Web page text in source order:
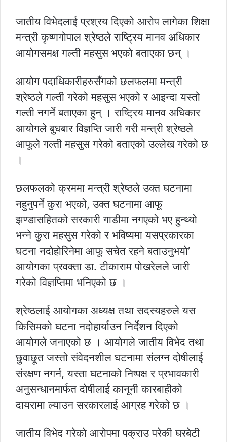
जातीय विभेदलाई प्रश्रय दिएको आरोप लागेका शिक्षा
मन्त्री कृष्णगोपाल श्रेष्ठले राष्ट्रिय मानव अधिकार
आयोगसमक्ष गल्ती महसुस भएको बताएका छन् ।
आयोग पदाधिकारीहरुसँगको छलफलमा मन्त्री
श्रेष्ठले गल्ती गरेको महसुस भएको र आइन्दा यस्तो
गल्ती नगर्ने बताएका हुन् । राष्ट्रिय मानव अधिकार
आयोगले बुधबार विज्ञप्ति जारी गरी मन्त्री श्रेष्ठले
आफूले गल्ती महसुस गरेको बताएको उल्लेख गरेको छ
।
छलफलको क्रममा मन्त्री श्रेष्ठले उक्त घटनामा
नहुनुपर्ने कुरा भएको, उक्त घटनामा आफू
झण्डासहितको सरकारी गाडीमा नगएको भए हुन्थ्यो
भन्ने कुरा महसुस गरेको र भविष्यमा यसप्रकारका
घटना नदोहोरिनेमा आफू सचेत रहने बताउनुभयो’
आयोगका प्रवक्ता डा. टीकाराम पोखरेलले जारी
गरेको विज्ञप्तिमा भनिएको छ ।
श्रेष्ठलाई आयोगका अध्यक्ष तथा सदस्यहरुले यस
किसिमको घटना नदोहार्याउन निर्देशन दिएको
आयोगले जनाएको छ । आयोगले जातीय विभेद तथा
छुवाछूत जस्तो संवेदनशील घटनामा संलग्न दोषीलाई
संरक्षण नगर्न, यस्ता घटनाको निष्पक्ष र प्रभावकारी
अनुसन्धानमार्फत दोषीलाई कानूनी कारबाहीको
दायरामा ल्याउन सरकारलाई आग्रह गरेको छ ।
जातीय विभेद गरेको आरोपमा पक्राउ परेकी घरबेटी